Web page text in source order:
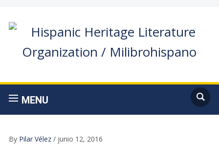
MENU
By Pilar Vélez/ junio 12, 2016